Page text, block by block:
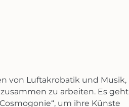
von Luftakrobatik und Musik,
zu arbeiten. Es geht
um ihre Künste